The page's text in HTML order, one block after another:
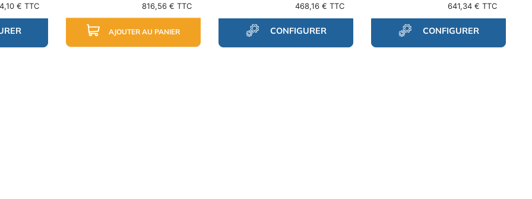
€ TTC 816,56 € TTC
AJOUTER AU PANIER
468,16 € TTC
CONFIGURER
641,34 € TTC
CONFIGURER